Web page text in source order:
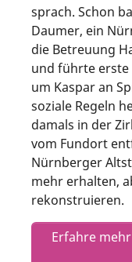
sprach. Schon
Daumer, ein
die Betreuung
und führte erste
um Kaspar an
soziale Regeln
damals in der
vom Fundort
Nürnberger
mehr erhalten,
rekonstruieren.
Erfahre